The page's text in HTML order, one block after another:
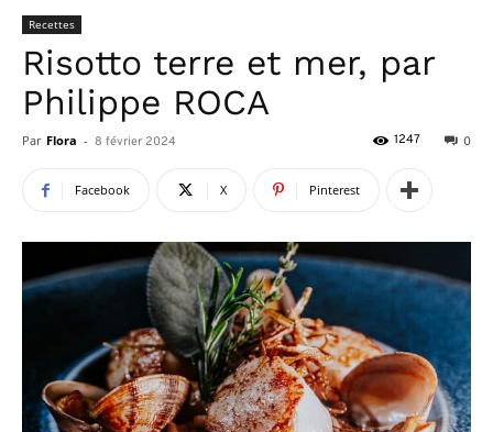
Recettes
Risotto terre et mer, par
Philippe ROCA
Par Flora - 8 février 2024 0
1247
Facebook X Pinterest